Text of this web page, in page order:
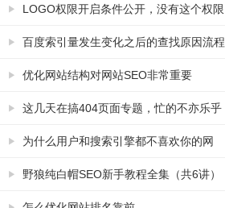
册》
LOGO权限开启条件公开，没有这个权限
的赶紧来看
百度索引量发生变化之后的查找原因流程
图
优化网站结构对网站SEO非常重要
这几天在搞404页面专题，忙的不亦乐乎
为什么用户和搜索引擎都不喜欢你的网
站？
野狼纯白帽SEO新手教程全集（共6讲）